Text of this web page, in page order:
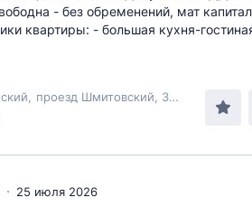
- без обременений, мат
квартиры: - большая кухня-
проезд Шмитовский , 39к6
25 июля 2026